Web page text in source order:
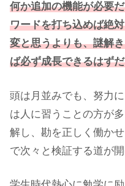
何か追加の機能が必要
ワードを打ち込めば絶
変と思うよりも、謎解
ば必ず成長できるはず
頭は月並みでも、努力
は人に習うことの方が
解し、勘を正しく働か
で次々と検証する道が